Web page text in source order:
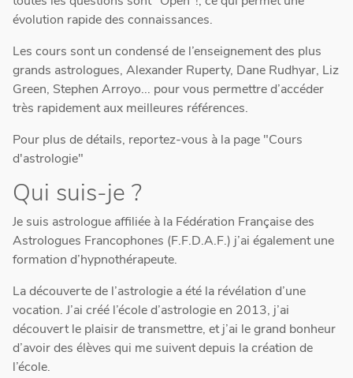
évolution rapide des connaissances.
Les cours sont un condensé de l’enseignement des plus
grands astrologues, Alexander Ruperty, Dane Rudhyar, Liz
Green, Stephen Arroyo... pour vous permettre d’accéder
très rapidement aux meilleures références.
Pour plus de détails, reportez-vous à la page "Cours
d'astrologie"
Qui suis-je ?
Je suis astrologue affiliée à la Fédération Française des
Astrologues Francophones (F.F.D.A.F.) j’ai également une
formation d’hypnothérapeute.
La découverte de l’astrologie a été la révélation d’une
vocation. J’ai créé l’école d’astrologie en 2013, j’ai
découvert le plaisir de transmettre, et j’ai le grand bonheur
d’avoir des élèves qui me suivent depuis la création de
l’école.